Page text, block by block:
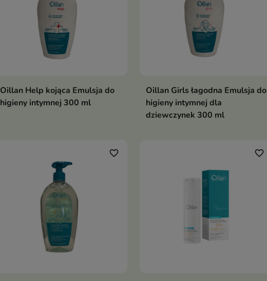
Oillan Help kojąca Emulsja do
higieny intymnej 300 ml
Oillan Girls łagodna Emulsja do
higieny intymnej dla
dziewczynek 300 ml
favorite_border favorite_border